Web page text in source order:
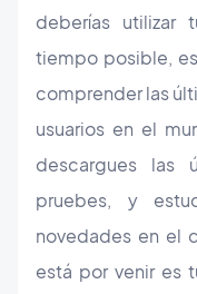
deberías utilizar
tiempo posible,
comprender las
usuarios en el
descargues las
pruebes, y
novedades en el
está por venir es